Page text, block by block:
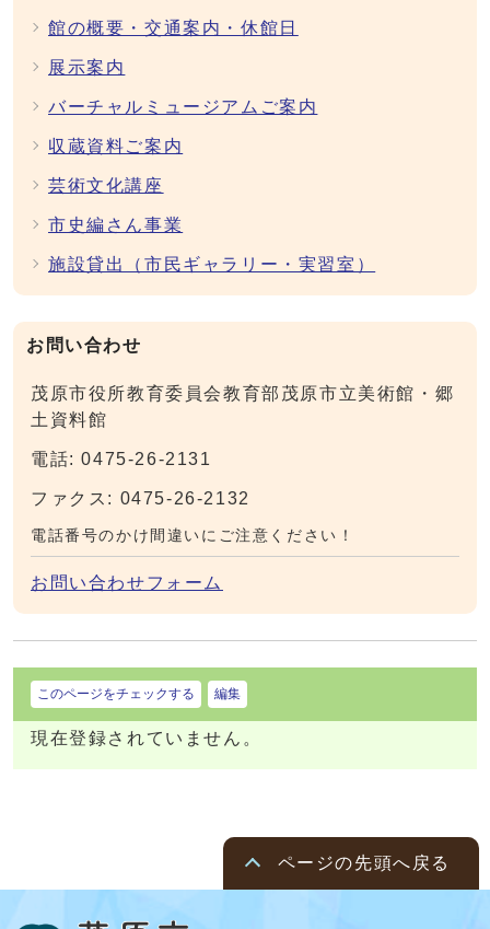
館の概要・交通案内・休館日
展示案内
バーチャルミュージアムご案内
収蔵資料ご案内
芸術文化講座
市史編さん事業
施設貸出（市民ギャラリー・実習室）
お問い合わせ
茂原市役所教育委員会教育部茂原市立美術館・郷
土資料館
電話: 0475-26-2131
ファクス: 0475-26-2132
電話番号のかけ間違いにご注意ください！
お問い合わせフォーム
このページをチェックする 編集
現在登録されていません。
ページの先頭へ戻る